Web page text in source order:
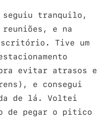
seguiu tranquilo,
reuniões, e na
Tive um
evitar atrasos e
e consegui
de lá. Voltei
de pegar o pitico